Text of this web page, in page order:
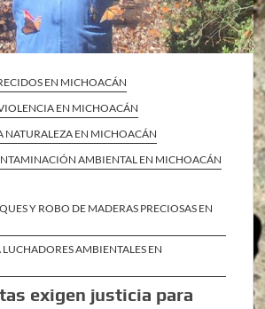
EN MICHOACÁN
EN MICHOACÁN
NATURALEZA EN MICHOACÁN
AMBIENTAL EN MICHOACÁN
Y ROBO DE MADERAS PRECIOSAS EN
AMBIENTALES EN
exigen justicia para